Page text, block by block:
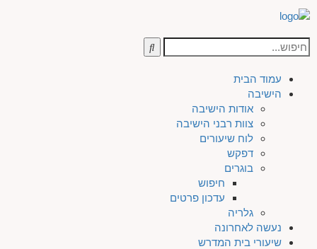
עמוד הבית
הישיבה
אודות הישיבה
צוות רבני הישיבה
לוח שיעורים
דפקש
בוגרים
חיפוש
עדכון פרטים
גלריה
נעשה לאחרונה
שיעורי בית המדרש